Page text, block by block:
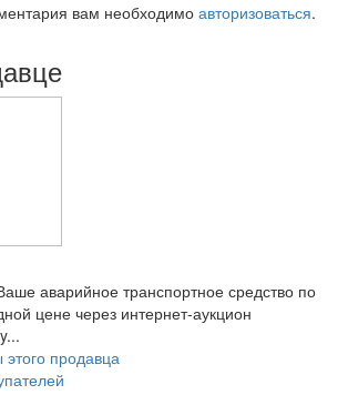
вам необходимо авторизоваться.
аварийное транспортное средство по
цене через интернет-аукцион
продавца